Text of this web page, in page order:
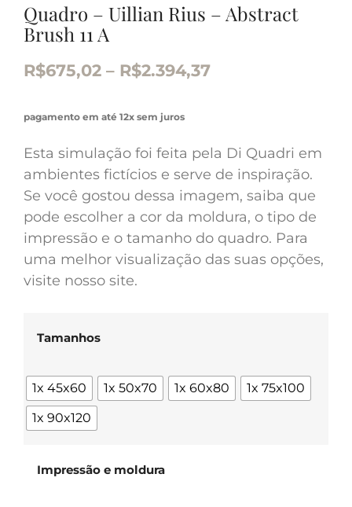
Quadro – Uillian Rius – Abstract
Brush 11 A
R$675,02 – R$2.394,37
pagamento em até 12x sem juros
Esta simulação foi feita pela Di Quadri em
ambientes fictícios e serve de inspiração.
Se você gostou dessa imagem, saiba que
pode escolher a cor da moldura, o tipo de
impressão e o tamanho do quadro. Para
uma melhor visualização das suas opções,
visite nosso site.
Tamanhos
1x 45x60 1x 50x70 1x 60x80
1x 75x100
1x 90x120
Impressão e moldura